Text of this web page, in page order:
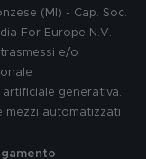
(MI) - Cap. Soc.
For Europe N.V. -
e/o
generativa.
mezzi automatizzati